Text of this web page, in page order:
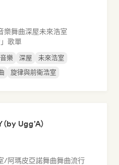
樂舞曲深屋未來浩室
歌單
樂 深屋
未來浩室
旋律與前衛浩室
(by Ugg’A)
/阿瑪皮亞諾舞曲舞曲流行